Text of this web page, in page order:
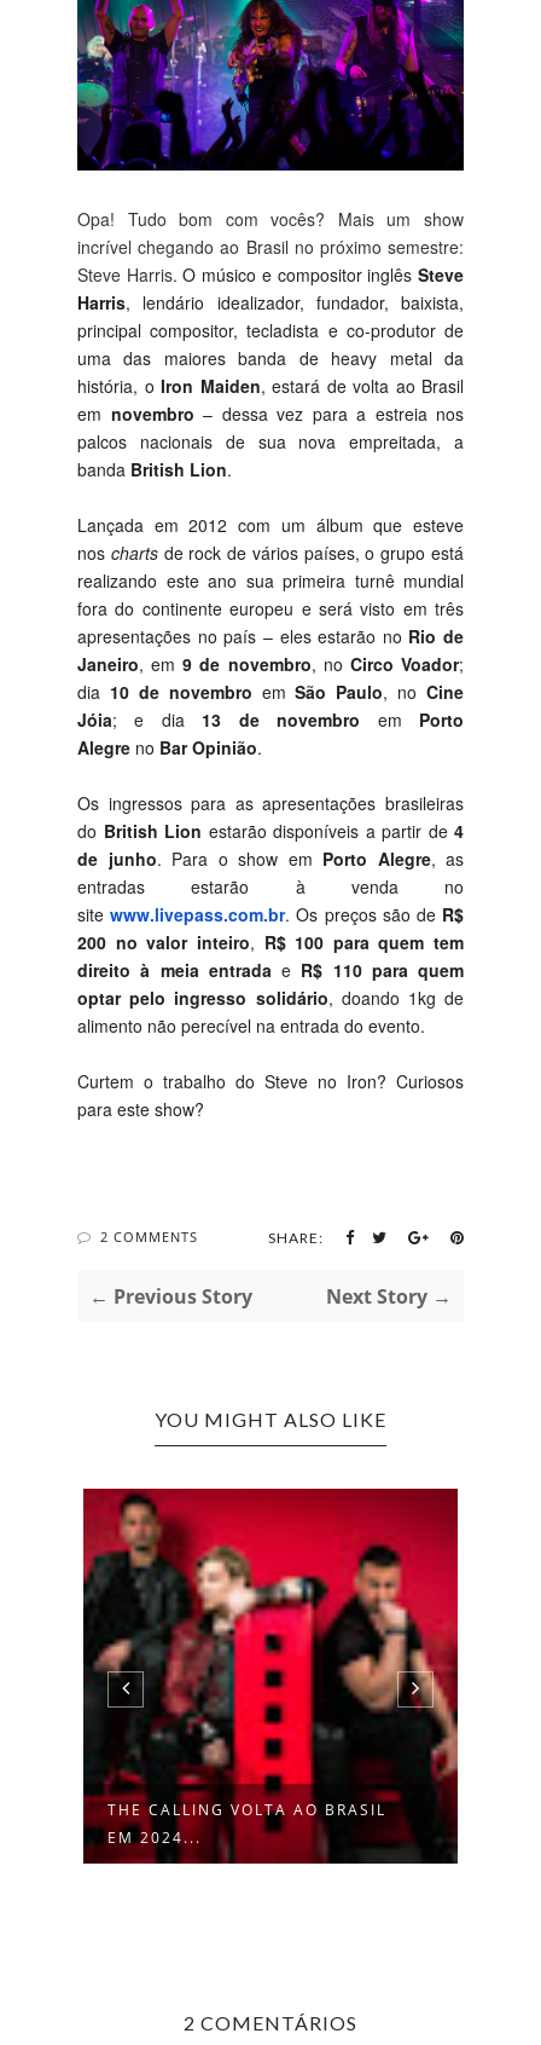
Opa! Tudo bom com vocês? Mais um show
incrível chegando ao Brasil no próximo semestre:
Steve Harris.O músico e compositor inglês Steve
Harris, lendário idealizador, fundador, baixista,
principal compositor, tecladista e co-produtor de
uma das maiores banda de heavy metal da
história, o Iron Maiden, estará de volta ao Brasil
em novembro – dessa vez para a estreia nos
palcos nacionais de sua nova empreitada, a
banda British Lion.
Lançada em 2012 com um álbum que esteve
nos chartsde rock de vários países, o grupo está
realizando este ano sua primeira turnê mundial
fora do continente europeu e será visto em três
apresentações no país – eles estarão no Rio de
Janeiro, em9 de novembro, no Circo Voador;
dia 10 de novembro emSão Paulo, no Cine
Jóia; e dia 13 de novembro em Porto
Alegre no Bar Opinião.
Os ingressos para as apresentações brasileiras
do British Lion estarão disponíveis a partir de 4
de junho. Para o show em Porto Alegre, as
entradas estarão à venda no
sitewww.livepass.com.br. Os preços são de R$
200 no valor inteiro, R$ 100 para quem tem
direito à meia entradae R$ 110 para quem
optar pelo ingresso solidário, doando 1kg de
alimento não perecível na entrada do evento.
Curtem o trabalho do Steve no Iron? Curiosos
para este show?
2 COMMENTS SHARE:
← Previous Story Next Story →
YOU MIGHT ALSO LIKE
THE CALLING VOLTA AO BRASIL
EM 2024...
2 COMENTÁRIOS